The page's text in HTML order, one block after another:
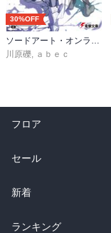
30%OFF
川原礫
ａｂｅｃ
フロア
総合
ラノベ
雑誌・グラビア
セール
総合
ラノベ
新着
総合
ランキング